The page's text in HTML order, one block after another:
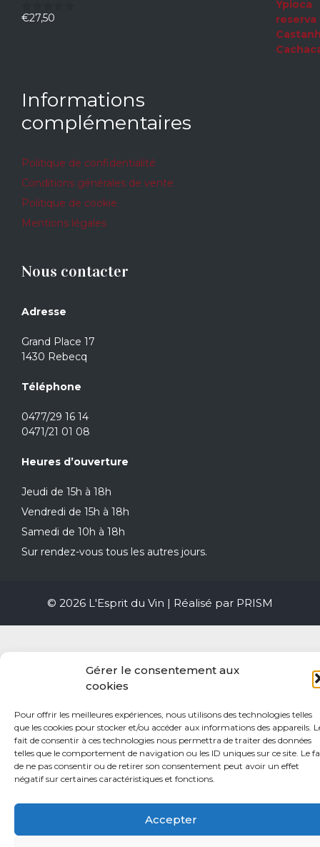
Gérer le consentement aux
cookies
Pour offrir les meilleures expériences, nous utilisons des technologies telles
que les cookies pour stocker et/ou accéder aux informations des appareils.
fait de consentir à ces technologies nous permettra de traiter des données
telles que le comportement de navigation ou les ID uniques sur ce site. Le
de ne pas consentir ou de retirer son consentement peut avoir un effet
négatif sur certaines caractéristiques et fonctions.
Accepter
0
€27,50
Informations
complémentaires
Politique de confidentialité
Conditions générales de vente
Politique de cookie
Mentions légales
Nous contacter
Adresse
Grand Place 17
1430 Rebecq
Téléphone
0477/29 16 14
0471/21 01 08
Heures d’ouverture
Jeudi de 15h à 18h
Vendredi de 15h à 18h
Samedi de 10h à 18h
Sur rendez-vous tous les autres jours.
© 2026 L'Esprit du Vin | Réalisé par PRISM